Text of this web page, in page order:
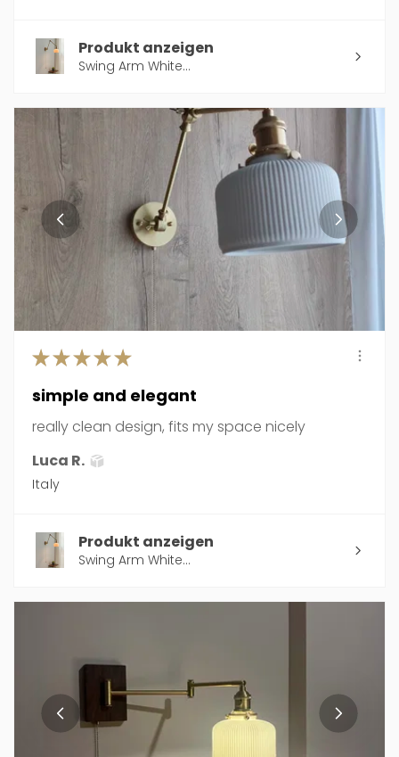
Produkt anzeigen
Swing Arm White...
★★★★★
simple and elegant
really clean design, fits my space nicely
Luca R.
Italy
Produkt anzeigen
Swing Arm White...